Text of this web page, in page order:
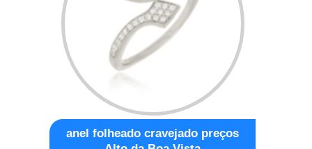
anel folheado cravejado preços